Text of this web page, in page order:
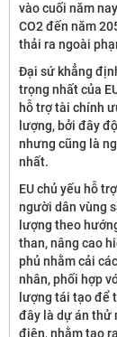
vào cuối năm
CO2 đến năm
thải ra ngoài
Đại sứ khẳng
trọng nhất của
hỗ trợ tài chính
lượng, bởi đây
nhưng cũng là
nhất.
EU chủ yếu hỗ
người dân vùng
lượng theo
than, nâng cao
phủ nhằm cải
nhân, phối hợp
lượng tái tạo để
đây là dự án thử
điện, nhằm tạo